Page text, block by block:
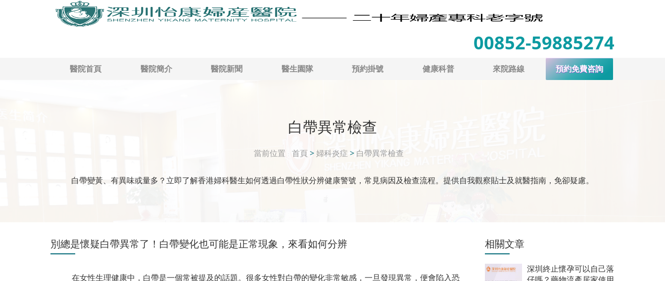
00852-59885274
醫院首頁 醫院簡介 醫院新聞 醫生園隊 預約掛號 健康科普 來院路線 預約免費咨詢
白帶異常檢查
當前位置 首頁 >婦科炎症 > 白帶異常檢查
白帶變黃、有異味或量多？立即了解香港婦科醫生如何透過白帶性狀分辨健康警號，常見病因及檢查流程。提供自我觀察貼士及就醫指南，免卻疑慮。
別總是懷疑白帶異常了！白帶變化也可能是正常現象，來看如何分辨
在女性生理健康中，白帶是一個常被提及的話題。很多女性對白帶的變化非常敏感，一旦發現異常，便會陷入恐
相關文章
深圳終止懷孕可以自己落